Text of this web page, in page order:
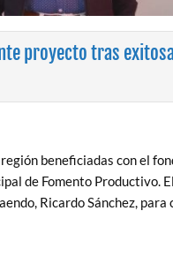
proyecto tras
beneficiadas con el
de Fomento Productivo.
Ricardo Sánchez,